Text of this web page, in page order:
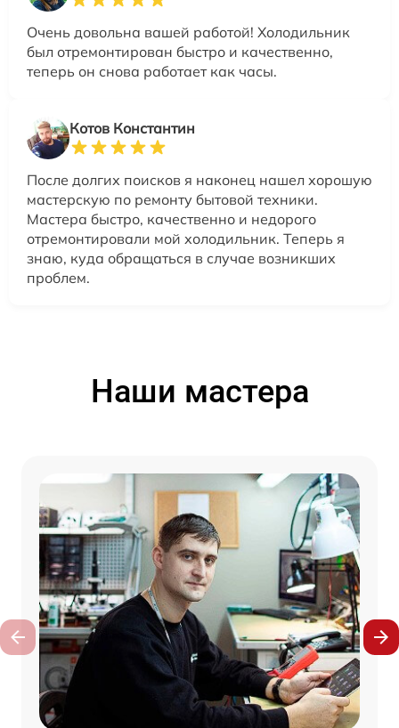
Очень довольна вашей работой! Холодильник
был отремонтирован быстро и качественно,
теперь он снова работает как часы.
Котов Константин
После долгих поисков я наконец нашел хорошую
мастерскую по ремонту бытовой техники.
Мастера быстро, качественно и недорого
отремонтировали мой холодильник. Теперь я
знаю, куда обращаться в случае возникших
проблем.
Наши мастера